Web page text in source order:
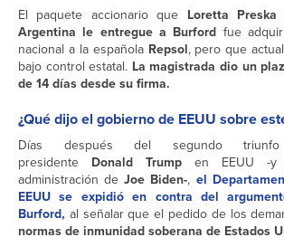
El paquete accionario que Loretta
Argentina le entregue a Burford fue
nacional a la española Repsol, pero que
bajo control estatal. La magistrada dio un
de 14 días desde su firma.
¿Qué dijo el gobierno de EEUU sobre
Días después del segundo
presidente Donald Trump en EEUU -y
administración de Joe Biden-, el
EEUU se expidió en contra del
Burford, al señalar que el pedido de los
normas de inmunidad soberana de Estados